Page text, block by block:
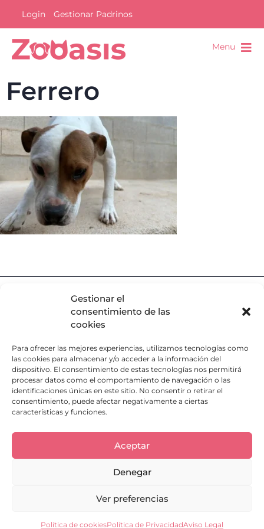
Gestionar el
consentimiento de las
cookies
Para ofrecer las mejores experiencias, utilizamos tecnologías como
las cookies para almacenar y/o acceder a la información del
dispositivo. El consentimiento de estas tecnologías nos permitirá
procesar datos como el comportamiento de navegación o las
identificaciones únicas en este sitio. No consentir o retirar el
consentimiento, puede afectar negativamente a ciertas
características y funciones.
Aceptar
Denegar
Ver preferencias
Política de cookiesPolítica de PrivacidadAviso Legal
Login Gestionar Padrinos
Menu
Ferrero
Política de privacidad
Política de Cookies
Responsabilidad
Baja Padrinos
Servicio Técnico
Trabaja con nosotros
SOLO PARA RESCATES
664 13 28 80